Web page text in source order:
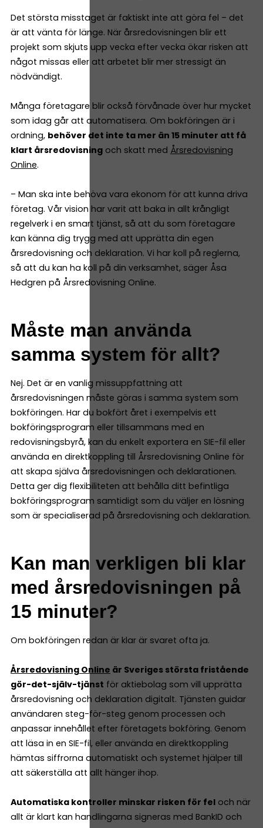
Det största misstaget är faktiskt inte att göra fel – det
är att vänta för länge. När årsredovisningen blir ett
projekt som skjuts upp vecka efter vecka ökar risken att
något missas eller att arbetet blir mer stressigt än
nödvändigt.
Många företagare blir också förvånade över hur mycket
som idag går att automatisera. Om bokföringen är i
ordning, behöver det inte ta mer än 15 minuter att få
klart årsredovisning och skatt med Årsredovisning
Online.
– Man ska inte behöva vara ekonom för att kunna driva
företag. Vår vision har varit att baka in allt krångligt
regelverk i en smart tjänst, så att du som företagare
kan känna dig trygg med att upprätta din egen
årsredovisning och deklaration. Vi har koll på reglerna,
så att du kan ha koll på din verksamhet, säger Åsa
Hedgren på Årsredovisning Online.
Måste man använda
samma system för allt?
Nej. Det är en vanlig missuppfattning att
årsredovisningen måste göras i samma system som
bokföringen. Har du bokfört året i exempelvis ett
bokföringsprogram eller tillsammans med en
redovisningsbyrå, kan du enkelt exportera en SIE-fil eller
använda en direktkoppling till Årsredovisning Online för
att skapa själva årsredovisningen och deklarationen.
Detta ger dig flexibiliteten att behålla ditt befintliga
bokföringsprogram samtidigt som du väljer en lösning
som är specialiserad på årsredovisning och deklaration.
Kan man verkligen bli klar
med årsredovisningen på
15 minuter?
Om bokföringen redan är klar är svaret ofta ja.
Årsredovisning Online är Sveriges största fristående
gör-det-själv-tjänst för aktiebolag som vill upprätta
årsredovisning och deklaration digitalt. Tjänsten guidar
användaren steg-för-steg genom processen och
anpassar innehållet efter företagets bokföring. Genom
att läsa in en SIE-fil, eller använda en direktkoppling
hämtas siffrorna automatiskt och systemet hjälper till
att säkerställa att allt hänger ihop.
Automatiska kontroller minskar risken för fel och när
allt är klart kan handlingarna signeras med BankID och